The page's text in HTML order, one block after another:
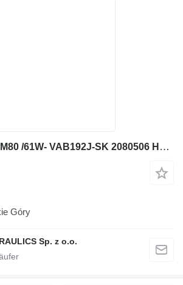
Sennebogen A2FM80 /61W- VAB192J-SK 2080506 Hydraulikmotor für Sennebogen 830 Bagger
Góry
Sp. z o.o.